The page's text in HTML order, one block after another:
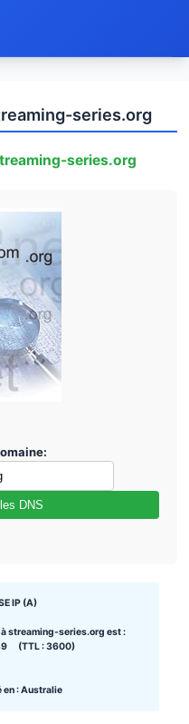
series.org
series.org
DNS
IP (A)
streaming-series.org est :
(TTL : 3600)
en : Australie